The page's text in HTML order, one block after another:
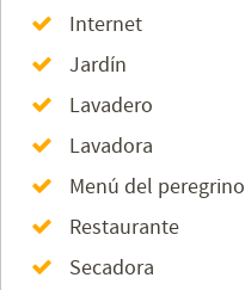
Internet
Jardín
Lavadero
Lavadora
Menú del peregrino
Restaurante
Secadora